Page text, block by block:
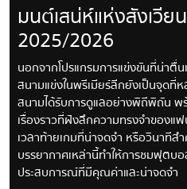
มนต์เสน่ห์แห่งสังเวีย
2025/2026
นอกจากโปรแกรมการแข่งขันที่น่าตื่
สนามแข่งในพรีเมียร์ลีกยังเป็นจุดที่
สนามได้รับการดูแลอย่างพิถีพิถัน พ
เรื่องราวที่ฝังลึกความทรงจำของแฟ
เวลาท้ายเกมที่น่าจดจำ หรือวินาที
บรรยากาศเหล่านี้ทำให้การชมฟุตบ
ประสบการณ์ที่มีคุณค่าและน่าจดจำ